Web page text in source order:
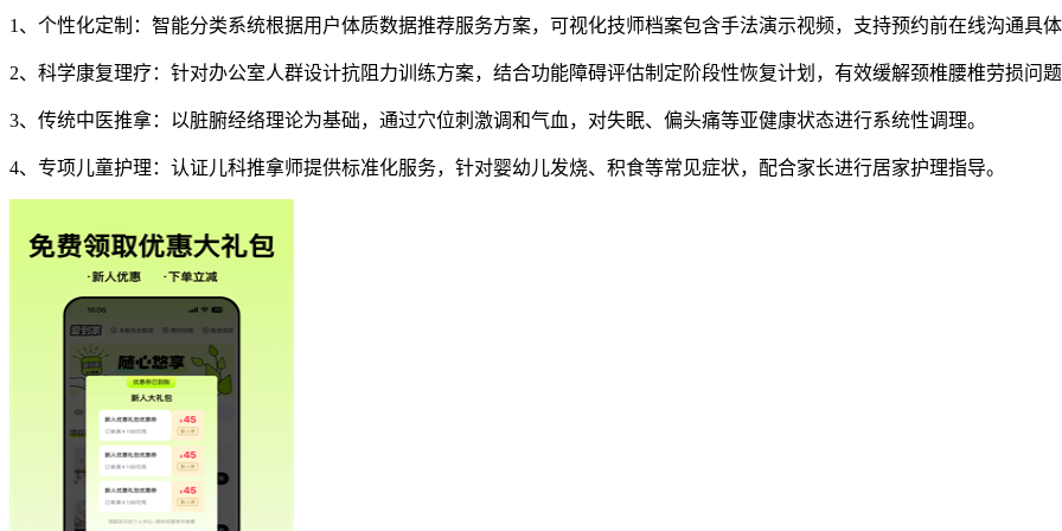
1、个性化定制：智能分类系统根据用户体质数据推荐服务方案，可视化技师档案包含手法演示视频，支持预约前在线沟通具体
2、科学康复理疗：针对办公室人群设计抗阻力训练方案，结合功能障碍评估制定阶段性恢复计划，有效缓解颈椎腰椎劳损问题
3、传统中医推拿：以脏腑经络理论为基础，通过穴位刺激调和气血，对失眠、偏头痛等亚健康状态进行系统性调理。
4、专项儿童护理：认证儿科推拿师提供标准化服务，针对婴幼儿发烧、积食等常见症状，配合家长进行居家护理指导。